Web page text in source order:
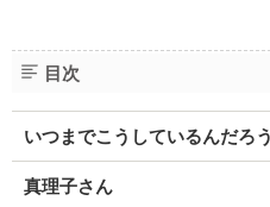
目次
いつまでこうしているんだろう
真理子さん